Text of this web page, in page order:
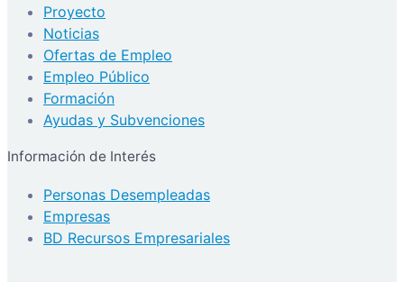
Proyecto
Noticias
Ofertas de Empleo
Empleo Público
Formación
Ayudas y Subvenciones
Información de Interés
Personas Desempleadas
Empresas
BD Recursos Empresariales